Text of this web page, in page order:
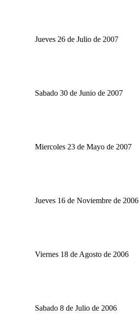
Jueves 26 de Julio de 2007
Sabado 30 de Junio de 2007
Miercoles 23 de Mayo de 2007
Jueves 16 de Noviembre de 2006
Viernes 18 de Agosto de 2006
Sabado 8 de Julio de 2006